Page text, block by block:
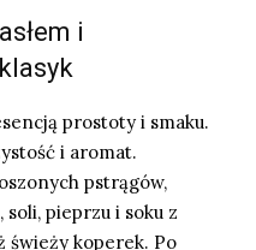
i
prostoty i smaku.
i aromat.
pstrągów,
soli, pieprzu i soku z
świeży koperek. Po